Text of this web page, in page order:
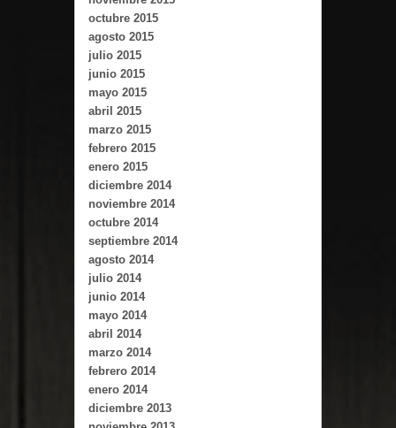
octubre 2015
agosto 2015
julio 2015
junio 2015
mayo 2015
abril 2015
marzo 2015
febrero 2015
enero 2015
diciembre 2014
noviembre 2014
octubre 2014
septiembre 2014
agosto 2014
julio 2014
junio 2014
mayo 2014
abril 2014
marzo 2014
febrero 2014
enero 2014
diciembre 2013